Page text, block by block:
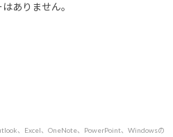
ありません。
、Excel、OneNote、PowerPoint、Windowsの